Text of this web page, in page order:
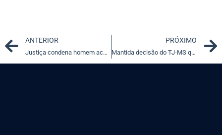
Prev
ANTERIOR
Justiça condena homem acusado de estuprar mulher em presídio
PRÓXIMO
Mantida decisão do TJ-MS que determinou nomeação de aprovados em concursos públicos do estado